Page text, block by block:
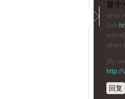
冒个
what
[url=
when
My
http://
回复